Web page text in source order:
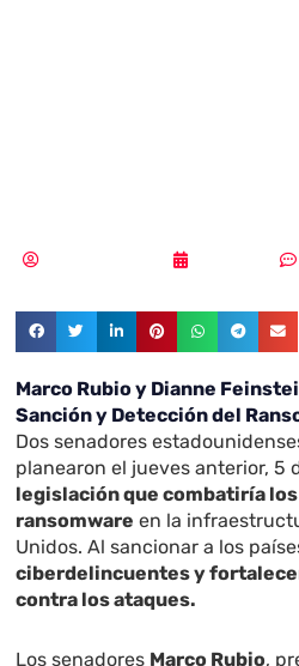
Marco Rubio y Dianne
Sanción y Detección del
Dos senadores
planearon el jueves anterior, 5
legislación que combatiría
ransomware en la
Unidos. Al sancionar a los
ciberdelincuentes y
contra los ataques.
Los senadores Marco Rubio,